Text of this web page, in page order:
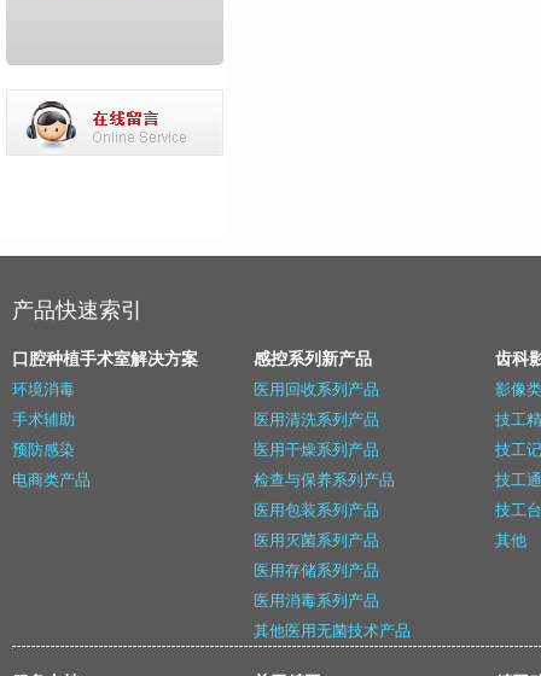
产品快速索引
口腔种植手术室解决方案
环境消毒
手术辅助
预防感染
电商类产品
感控系列新产品
医用回收系列产品
医用清洗系列产品
医用干燥系列产品
检查与保养系列产品
医用包装系列产品
医用灭菌系列产品
医用存储系列产品
医用消毒系列产品
其他医用无菌技术产品
齿科
影像类
技工
技工
技工
技工
其他